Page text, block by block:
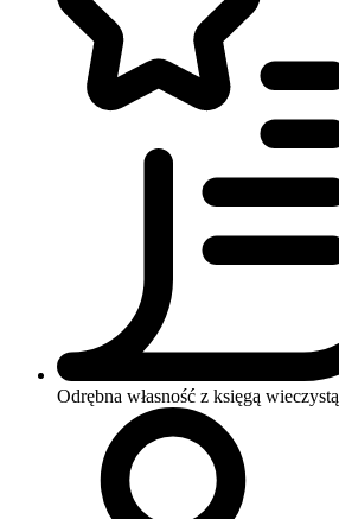
Odrębna własność z księgą wieczystą